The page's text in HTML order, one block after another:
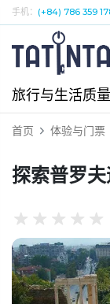
手机： (+84) 786 359
旅行与生活质量
首页 体验与门票
探索普罗